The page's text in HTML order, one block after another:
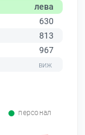
лева
630
813
967
персонал